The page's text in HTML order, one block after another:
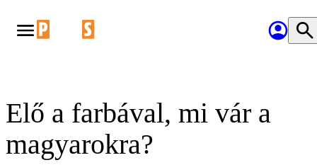
Elő a farbával, mi vár a
magyarokra?